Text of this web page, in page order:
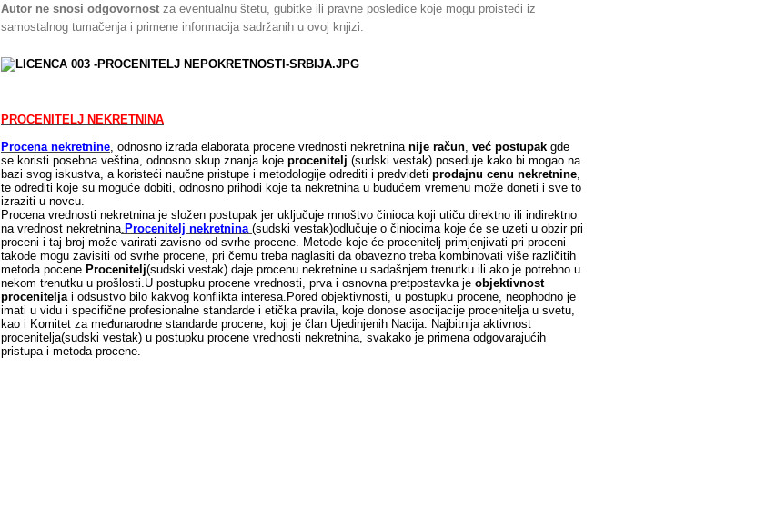
Autor ne snosi odgovornost za eventualnu štetu, gubitke ili pravne posledice koje mogu proisteći iz
samostalnog tumačenja i primene informacija sadržanih u ovoj knjizi.
PROCENITELJ NEKRETNINA
Procena nekretnine, od­no­sno iz­ra­da ela­bo­ra­ta pro­ce­ne vred­no­sti ne­kret­ni­na ni­je ra­čun, već po­stu­pak gde
se ko­ri­sti po­seb­na ve­šti­na, od­no­sno skup zna­nja ko­je pro­ce­ni­telj (sudski vestak) po­se­du­je ka­ko bi mo­gao na
ba­zi svog is­ku­stva, a ko­ri­ste­ći na­uč­ne pri­stu­pe i me­to­do­lo­gi­je odre­di­ti i pred­vi­de­ti pro­daj­nu ce­nu ne­kret­ni­ne,
te od­re­di­ti ko­je su mo­gu­će do­bi­ti, od­no­sno pri­ho­di ko­je ta ne­kret­ni­na u bu­du­ćem vre­me­nu mo­že do­ne­ti i sve to
iz­ra­zi­ti u nov­cu.
Procena vrednosti nekretnina je složen postupak jer uključuje mnoštvo činioca koji utiču direktno ili indirektno
na vrednost nekretnina. Procenitelj nekretnina (sudski vestak)odlučuje o činiocima koje će se uzeti u obzir pri
proceni i taj broj može varirati zavisno od svrhe procene. Metode koje će procenitelj primjenjivati pri proceni
takođe mogu zavisiti od svrhe procene, pri čemu treba naglasiti da obavezno treba kombinovati više različitih
metoda pocene. Procenitelj(sudski vestak) daje procenu nekretnine u sadašnjem trenutku ili ako je potrebno u
nekom trenutku u prošlosti.U postupku procene vrednosti, prva i osnovna pretpostavka je objektivnost
proceniteljai odsustvo bilo kakvog konflikta interesa.Pored objektivnosti, u postupku procene, neophodno je
imati u vidu i specifične profesionalne standarde i etička pravila, koje donose asocijacije procenitelja u svetu,
kao i Komitet za međunarodne standarde procene, koji je član Ujedinjenih Nacija. Najbitnija aktivnost
procenitelja(sudski vestak) u postupku procene vrednosti nekretnina, svakako je primena odgovarajućih
pristupa i metoda procene.